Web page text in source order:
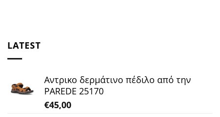
LATEST
Αντρικο δερμάτινο πέδιλο από την
PAREDE 25170
€45,00